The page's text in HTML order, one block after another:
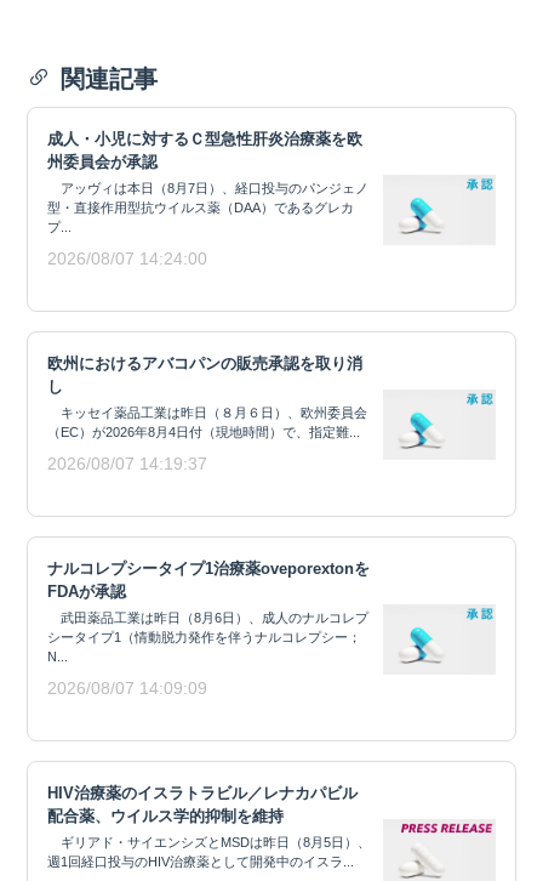
関連記事
成人・小児に対するＣ型急性肝炎治療薬を欧
州委員会が承認
アッヴィは本日（8月7日）、経口投与のパンジェノ
型・直接作用型抗ウイルス薬（DAA）であるグレカ
プ...
2026/08/07 14:24:00
欧州におけるアバコパンの販売承認を取り消
し
キッセイ薬品工業は昨日（８月６日）、欧州委員会
（EC）が2026年8月4日付（現地時間）で、指定難...
2026/08/07 14:19:37
ナルコレプシータイプ1治療薬oveporextonを
FDAが承認
武田薬品工業は昨日（8月6日）、成人のナルコレプ
シータイプ1（情動脱力発作を伴うナルコレプシー；
N...
2026/08/07 14:09:09
HIV治療薬のイスラトラビル／レナカパビル
配合薬、ウイルス学的抑制を維持
ギリアド・サイエンシズとMSDは昨日（8月5日）、
週1回経口投与のHIV治療薬として開発中のイスラ...